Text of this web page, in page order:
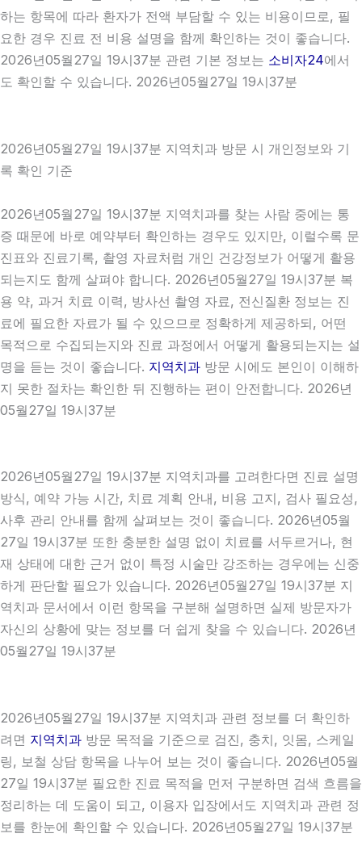
하는 항목에 따라 환자가 전액 부담할 수 있는 비용이므로, 필
요한 경우 진료 전 비용 설명을 함께 확인하는 것이 좋습니다.
2026년05월27일 19시37분 관련 기본 정보는 소비자24에서
도 확인할 수 있습니다. 2026년05월27일 19시37분
2026년05월27일 19시37분 지역치과 방문 시 개인정보와 기
록 확인 기준
2026년05월27일 19시37분 지역치과를 찾는 사람 중에는 통
증 때문에 바로 예약부터 확인하는 경우도 있지만, 이럴수록 문
진표와 진료기록, 촬영 자료처럼 개인 건강정보가 어떻게 활용
되는지도 함께 살펴야 합니다. 2026년05월27일 19시37분 복
용 약, 과거 치료 이력, 방사선 촬영 자료, 전신질환 정보는 진
료에 필요한 자료가 될 수 있으므로 정확하게 제공하되, 어떤
목적으로 수집되는지와 진료 과정에서 어떻게 활용되는지는 설
명을 듣는 것이 좋습니다. 지역치과 방문 시에도 본인이 이해하
지 못한 절차는 확인한 뒤 진행하는 편이 안전합니다. 2026년
05월27일 19시37분
2026년05월27일 19시37분 지역치과를 고려한다면 진료 설명
방식, 예약 가능 시간, 치료 계획 안내, 비용 고지, 검사 필요성,
사후 관리 안내를 함께 살펴보는 것이 좋습니다. 2026년05월
27일 19시37분 또한 충분한 설명 없이 치료를 서두르거나, 현
재 상태에 대한 근거 없이 특정 시술만 강조하는 경우에는 신중
하게 판단할 필요가 있습니다. 2026년05월27일 19시37분 지
역치과 문서에서 이런 항목을 구분해 설명하면 실제 방문자가
자신의 상황에 맞는 정보를 더 쉽게 찾을 수 있습니다. 2026년
05월27일 19시37분
2026년05월27일 19시37분 지역치과 관련 정보를 더 확인하
려면 지역치과 방문 목적을 기준으로 검진, 충치, 잇몸, 스케일
링, 보철 상담 항목을 나누어 보는 것이 좋습니다. 2026년05월
27일 19시37분 필요한 진료 목적을 먼저 구분하면 검색 흐름을
정리하는 데 도움이 되고, 이용자 입장에서도 지역치과 관련 정
보를 한눈에 확인할 수 있습니다. 2026년05월27일 19시37분